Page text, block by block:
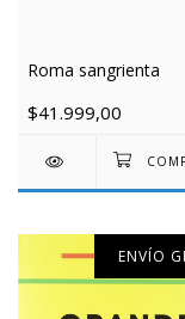
Roma sangrienta
$41.999,00
ENVÍO